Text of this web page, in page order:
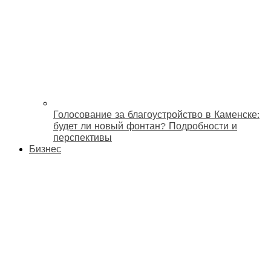
Голосование за благоустройство в Каменске:
будет ли новый фонтан? Подробности и
перспективы
Бизнес